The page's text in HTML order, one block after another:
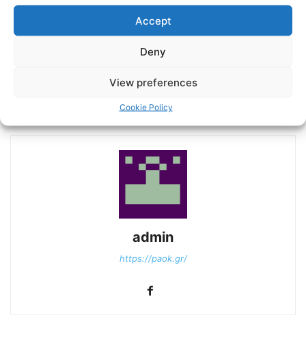
Accept
Deny
View preferences
Cookie Policy
Omoruyi: «Ο ΠΑΟΚ είναι
Ξεμούδιασμα με 4άρα στην
admin
https://paok.gr/